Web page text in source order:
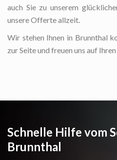
auch Sie zu unserem
unsere Offerte allzeit.
Wir stehen Ihnen in Brunnthal
zur Seite und freuen uns auf
Schnelle Hilfe vom
Brunnthal